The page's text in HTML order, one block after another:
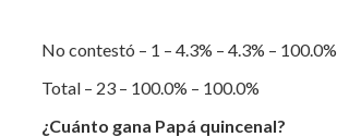
No contestó – 1 – 4.3% – 4.3% – 100.0%
Total – 23 – 100.0% – 100.0%
¿Cuánto gana Papá quincenal?